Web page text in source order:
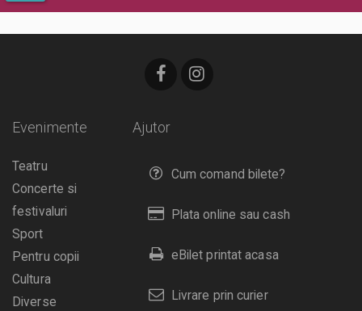
Ajutor
Cum comand bilete?
Plata online sau cash
eBilet printat acasa
Livrare prin curier
Evenimente
Teatru
Concerte si
festivaluri
Sport
Pentru copii
Cultura
Diverse